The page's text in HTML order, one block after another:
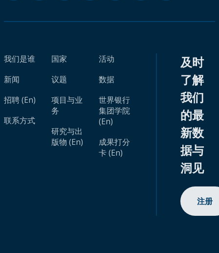
我们是谁
新闻
招聘 (En)
联系方式
国家
议题
项目与业
务
研究与出
版物 (En)
活动
数据
世界银行
集团学院
(En)
成果打分
卡 (En)
及时
了解
我们
的最
新数
据与
洞见
注册